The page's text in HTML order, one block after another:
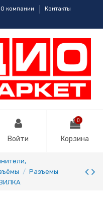
О компании
Контакты
Войти
0
Корзина
Разъемы